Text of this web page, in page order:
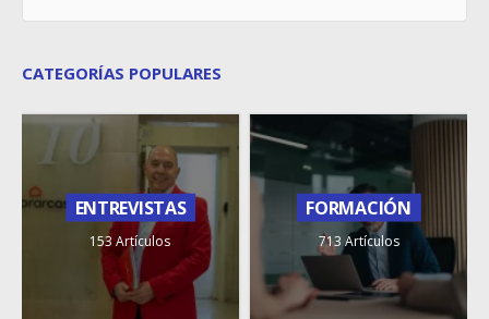
CATEGORÍAS POPULARES
ENTREVISTAS
153 Artículos
FORMACIÓN
713 Artículos